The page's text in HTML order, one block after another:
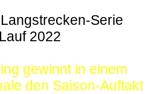
Serie
2022
gewinnt in einem
den Saison-Auftakt